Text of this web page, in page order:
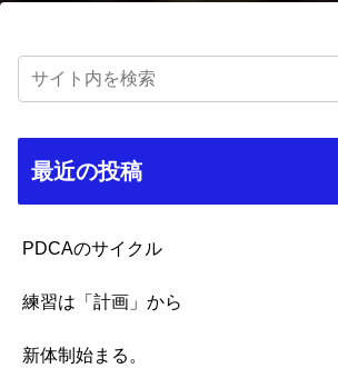
最近の投稿
PDCAのサイクル
練習は「計画」から
新体制始まる。